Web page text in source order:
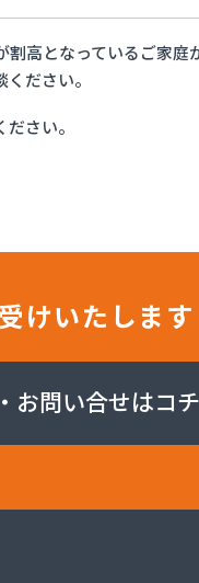
高となっているご家庭
ださい。
さい。
けいたします
お問い合せはコ